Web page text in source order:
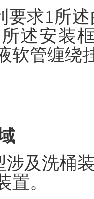
要求1所
述安装
软管缠绕
涉及洗桶
置。